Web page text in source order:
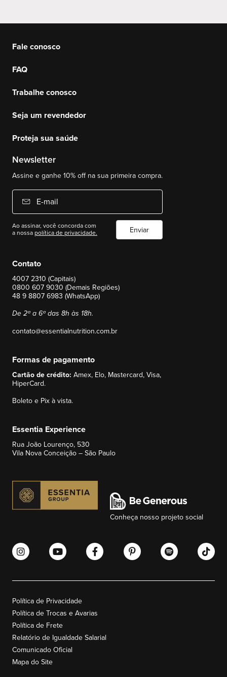
Contato
4007 2310 (Capitais)
0800 607 9030 (Demais Regiões)
48 9 8807 6983 (WhatsApp)
De 2ª a 6ª das 8h às 18h.
contato@essentialnutrition.com.br
Formas de pagamento
Cartão de crédito: Amex, Elo, Mastercard, Visa,
HiperCard.
Boleto e Pix à vista.
Essentia Experience
Rua João Lourenço, 530
Vila Nova Conceição – São Paulo
Fale conosco
FAQ
Trabalhe conosco
Seja um revendedor
Proteja sua saúde
Newsletter
Assine e ganhe 10% off na sua primeira compra.
E-mail
Ao assinar, você concorda com
a nossapolítica de privacidade. Enviar
Conheça nosso projeto social
Política de Privacidade
Política de Trocas e Avarias
Política de Frete
Relatório de Igualdade Salarial
Comunicado Oficial
Mapa do Site